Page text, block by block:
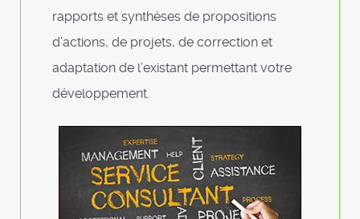
rapports et synthèses de propositions
d’actions, de projets, de correction et
adaptation de l’existant permettant votre
développement.